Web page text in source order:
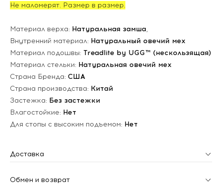
Не маломерят. Размер в размер.
Материал верха: Натуральная замша,
Внутренний материал: Натуральный овечий мех
Материал подошвы: Treadlite by UGG™ (нескользящая)
Материал стельки: Натуральная овечий мех
Страна Бренда: США
Страна производства: Китай
Застежка: Без застежки
Влагостойкие: Нет
Для стопы с высоким подъемом: Нет
Доставка
Обмен и возврат